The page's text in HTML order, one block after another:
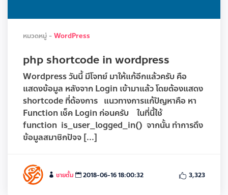
หมวดหมู่ - WordPress
php shortcode in wordpress
Wordpress วันนี้ มีโจทย์ มาให้แก้อีกแล้วครับ คือ
แสดงข้อมูล หลังจาก Login เข้ามาแล้ว โดยต้องแสดง
shortcode ที่ต้องการ แนวทางการแก้ปัญหาคือ หา
Function เช็ค Login ก่อนครับ ในที่นี้ใช้
function is_user_logged_in() จากนั้น ทำการดึง
ข้อมูลสมาชิกปัจจ [...]
ชายตั้ม 2018-06-16 18:00:32 3,323